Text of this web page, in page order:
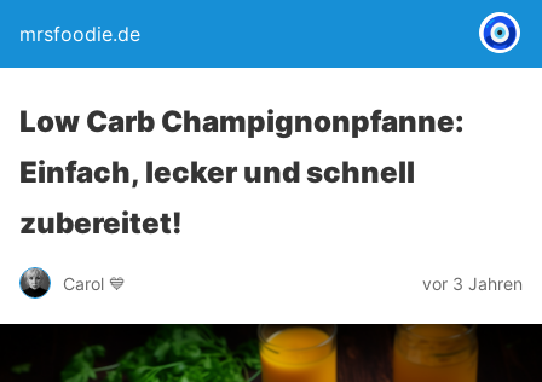
mrsfoodie.de
Low Carb Champignonpfanne:
Einfach, lecker und schnell
zubereitet!
Carol 💙 vor 3 Jahren